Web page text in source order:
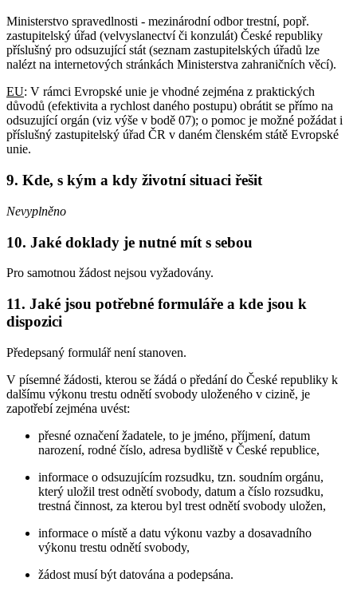
Ministerstvo spravedlnosti - mezinárodní odbor trestní, popř.
zastupitelský úřad (velvyslanectví či konzulát) České republiky
příslušný pro odsuzující stát (seznam zastupitelských úřadů lze
nalézt na internetových stránkách Ministerstva zahraničních věcí).
EU: V rámci Evropské unie je vhodné zejména z praktických
důvodů (efektivita a rychlost daného postupu) obrátit se přímo na
odsuzující orgán (viz výše v bodě 07); o pomoc je možné požádat i
příslušný zastupitelský úřad ČR v daném členském státě Evropské
unie.
9. Kde, s kým a kdy životní situaci řešit
Nevyplněno
10. Jaké doklady je nutné mít s sebou
Pro samotnou žádost nejsou vyžadovány.
11. Jaké jsou potřebné formuláře a kde jsou k
dispozici
Předepsaný formulář není stanoven.
V písemné žádosti, kterou se žádá o předání do České republiky k
dalšímu výkonu trestu odnětí svobody uloženého v cizině, je
zapotřebí zejména uvést:
přesné označení žadatele, to je jméno, příjmení, datum
narození, rodné číslo, adresa bydliště v České republice,
informace o odsuzujícím rozsudku, tzn. soudním orgánu,
který uložil trest odnětí svobody, datum a číslo rozsudku,
trestná činnost, za kterou byl trest odnětí svobody uložen,
informace o místě a datu výkonu vazby a dosavadního
výkonu trestu odnětí svobody,
žádost musí být datována a podepsána.